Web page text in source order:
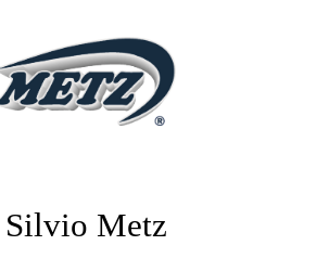
Silvio Metz